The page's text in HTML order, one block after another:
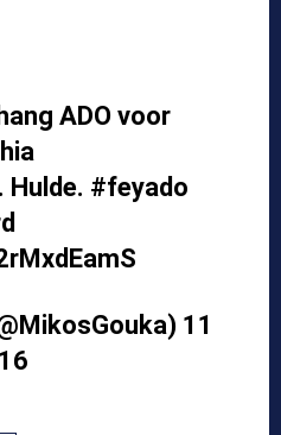
ADO voor
Hulde. #feyado
11